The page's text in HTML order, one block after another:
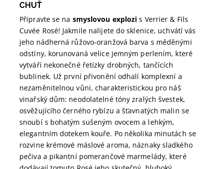
CHUŤ
Připravte se na smyslovou explozi s Verrier & Fils
Cuvée Rosé! Jakmile nalijete do sklenice, uchvátí vás
jeho nádherná růžovo-oranžová barva s měděnými
odstíny, korunovaná velice jemným perlením, které
vytváří nekonečné řetízky drobných, tančících
bublinek. Už první přivonění odhalí komplexní a
nezaměnitelnou vůni, charakteristickou pro náš
vinařský dům: neodolatelné tóny zralých švestek,
osvěžujícího černého rybízu a šťavnatých malin se
snoubí s bohatým sušeným ovocem a lehkým,
elegantním dotekem kouře. Po několika minutách se
rozvine krémové máslové aroma, náznaky sladkého
pečiva a pikantní pomerančové marmelády, které